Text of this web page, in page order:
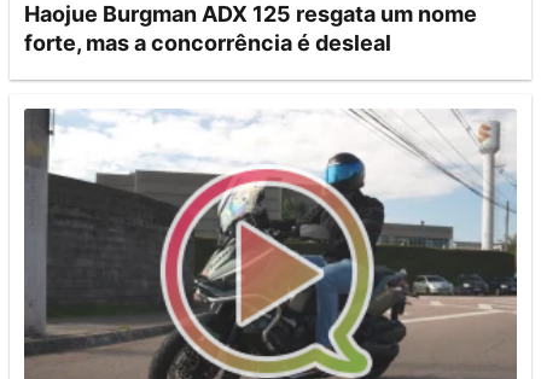
Haojue Burgman ADX 125 resgata um nome
forte, mas a concorrência é desleal